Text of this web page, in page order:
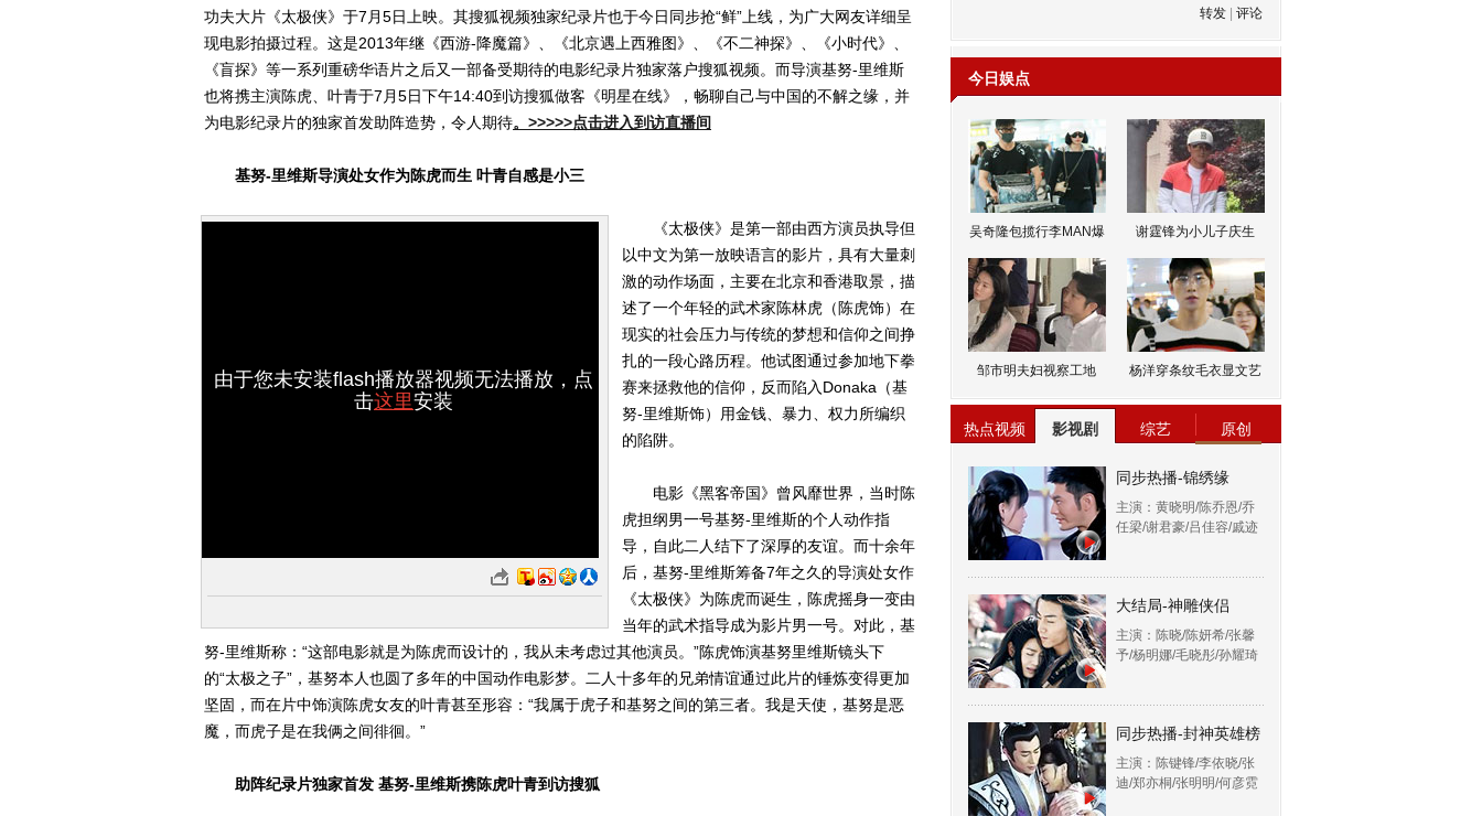
功夫大片《太极侠》于7月5日上映。其搜狐视频独家纪录片也于今日同步抢“鲜”上线，为广大网友详细呈
现电影拍摄过程。这是2013年继《西游-降魔篇》、《北京遇上西雅图》、《不二神探》、《小时代》、
《盲探》等一系列重磅华语片之后又一部备受期待的电影纪录片独家落户搜狐视频。而导演基努-里维斯
也将携主演陈虎、叶青于7月5日下午14:40到访搜狐做客《明星在线》，畅聊自己与中国的不解之缘，并
为电影纪录片的独家首发助阵造势，令人期待。>>>>>点击进入到访直播间
基努-里维斯导演处女作为陈虎而生 叶青自感是小三
由于您未安装flash播放器视频无法播放，点
击这里安装
《太极侠》是第一部由西方演员执导但
以中文为第一放映语言的影片，具有大量刺
激的动作场面，主要在北京和香港取景，描
述了一个年轻的武术家陈林虎（陈虎饰）在
现实的社会压力与传统的梦想和信仰之间挣
扎的一段心路历程。他试图通过参加地下拳
赛来拯救他的信仰，反而陷入Donaka（基
努-里维斯饰）用金钱、暴力、权力所编织
的陷阱。
电影《黑客帝国》曾风靡世界，当时陈
虎担纲男一号基努-里维斯的个人动作指
导，自此二人结下了深厚的友谊。而十余年
后，基努-里维斯筹备7年之久的导演处女作
《太极侠》为陈虎而诞生，陈虎摇身一变由
当年的武术指导成为影片男一号。对此，基
努-里维斯称：“这部电影就是为陈虎而设计的，我从未考虑过其他演员。”陈虎饰演基努里维斯镜头下
的“太极之子”，基努本人也圆了多年的中国动作电影梦。二人十多年的兄弟情谊通过此片的锤炼变得更加
坚固，而在片中饰演陈虎女友的叶青甚至形容：“我属于虎子和基努之间的第三者。我是天使，基努是恶
魔，而虎子是在我俩之间徘徊。”
助阵纪录片独家首发 基努-里维斯携陈虎叶青到访搜狐
转发
评论
今日娱点
吴奇隆包揽行李MAN爆 谢霆锋为小儿子庆生
邹市明夫妇视察工地 杨洋穿条纹毛衣显文艺
热点视频 影视剧 综艺 原创
同步热播-锦绣缘
主演：黄晓明/陈乔恩/乔
任梁/谢君豪/吕佳容/戚迹
大结局-神雕侠侣
主演：陈晓/陈妍希/张馨
予/杨明娜/毛晓彤/孙耀琦
同步热播-封神英雄榜
主演：陈键锋/李依晓/张
迪/郑亦桐/张明明/何彦霓